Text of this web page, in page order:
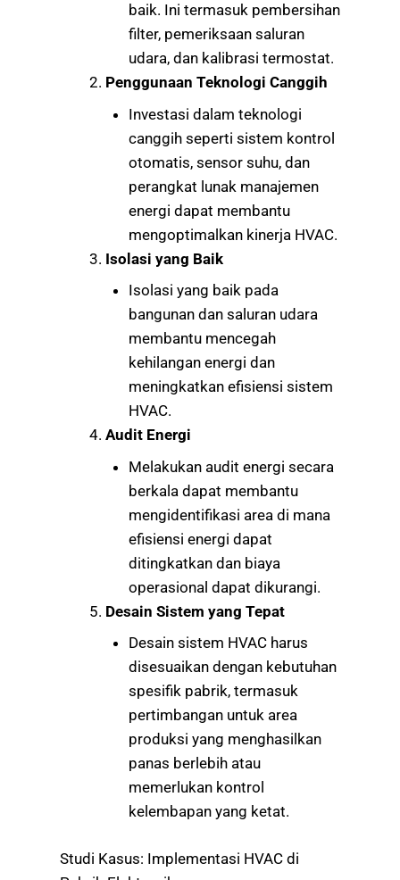
baik. Ini termasuk pembersihan
filter, pemeriksaan saluran
udara, dan kalibrasi termostat.
Penggunaan Teknologi Canggih
Investasi dalam teknologi
canggih seperti sistem kontrol
otomatis, sensor suhu, dan
perangkat lunak manajemen
energi dapat membantu
mengoptimalkan kinerja HVAC.
Isolasi yang Baik
Isolasi yang baik pada
bangunan dan saluran udara
membantu mencegah
kehilangan energi dan
meningkatkan efisiensi sistem
HVAC.
Audit Energi
Melakukan audit energi secara
berkala dapat membantu
mengidentifikasi area di mana
efisiensi energi dapat
ditingkatkan dan biaya
operasional dapat dikurangi.
Desain Sistem yang Tepat
Desain sistem HVAC harus
disesuaikan dengan kebutuhan
spesifik pabrik, termasuk
pertimbangan untuk area
produksi yang menghasilkan
panas berlebih atau
memerlukan kontrol
kelembapan yang ketat.
Studi Kasus: Implementasi HVAC di